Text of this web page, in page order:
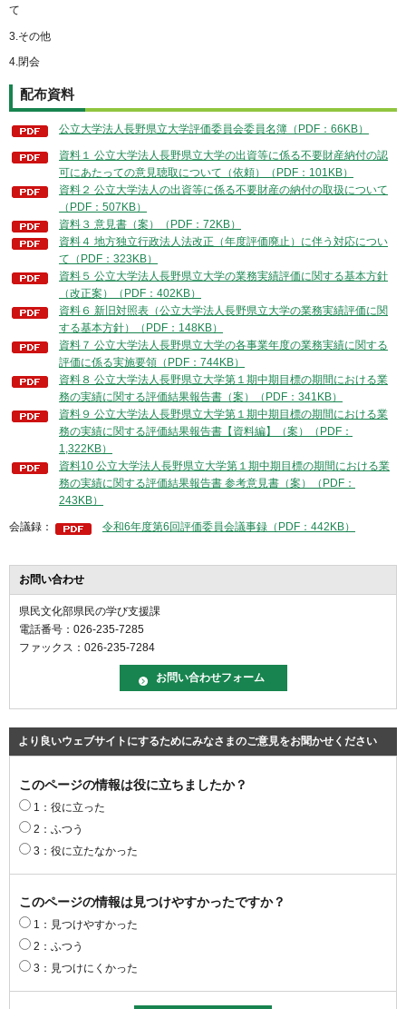
て
3.その他
4.閉会
配布資料
公立大学法人長野県立大学評価委員会委員名簿（PDF：66KB）
資料１ 公立大学法人長野県立大学の出資等に係る不要財産納付の認
可にあたっての意見聴取について（依頼）（PDF：101KB）
資料２ 公立大学法人の出資等に係る不要財産の納付の取扱について
（PDF：507KB）
資料３ 意見書（案）（PDF：72KB）
資料４ 地方独立行政法人法改正（年度評価廃止）に伴う対応につい
て（PDF：323KB）
資料５ 公立大学法人長野県立大学の業務実績評価に関する基本方針
（改正案）（PDF：402KB）
資料６ 新旧対照表（公立大学法人長野県立大学の業務実績評価に関
する基本方針）（PDF：148KB）
資料７ 公立大学法人長野県立大学の各事業年度の業務実績に関する
評価に係る実施要領（PDF：744KB）
資料８ 公立大学法人長野県立大学第１期中期目標の期間における業
務の実績に関する評価結果報告書（案）（PDF：341KB）
資料９ 公立大学法人長野県立大学第１期中期目標の期間における業
務の実績に関する評価結果報告書【資料編】（案）（PDF：
1,322KB）
資料10 公立大学法人長野県立大学第１期中期目標の期間における業
務の実績に関する評価結果報告書 参考意見書（案）（PDF：
243KB）
会議録： 令和6年度第6回評価委員会議事録（PDF：442KB）
お問い合わせ
県民文化部県民の学び支援課
電話番号：026-235-7285
ファックス：026-235-7284
より良いウェブサイトにするためにみなさまのご意見をお聞かせください
このページの情報は役に立ちましたか？
1：役に立った
2：ふつう
3：役に立たなかった
このページの情報は見つけやすかったですか？
1：見つけやすかった
2：ふつう
3：見つけにくかった